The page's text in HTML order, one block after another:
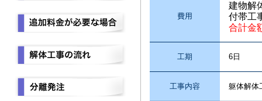
費用
建物解
付帯工
合計金
工期 6日
工事内容 躯体解